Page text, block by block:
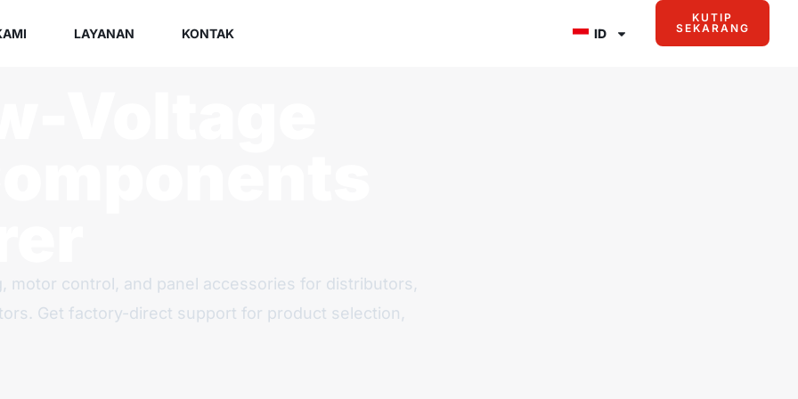
LAYANAN KONTAK ID
KUTIP
SEKARANG
motor control, and panel accessories for distributors,
Get factory-direct support for product selection,